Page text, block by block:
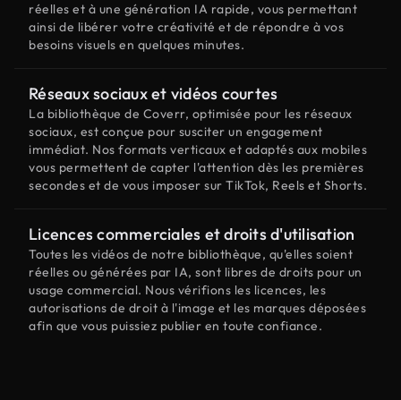
réelles et à une génération IA rapide, vous permettant
ainsi de libérer votre créativité et de répondre à vos
besoins visuels en quelques minutes.
Réseaux sociaux et vidéos courtes
La bibliothèque de Coverr, optimisée pour les réseaux
sociaux, est conçue pour susciter un engagement
immédiat. Nos formats verticaux et adaptés aux mobiles
vous permettent de capter l'attention dès les premières
secondes et de vous imposer sur TikTok, Reels et Shorts.
Licences commerciales et droits d'utilisation
Toutes les vidéos de notre bibliothèque, qu'elles soient
réelles ou générées par IA, sont libres de droits pour un
usage commercial. Nous vérifions les licences, les
autorisations de droit à l'image et les marques déposées
afin que vous puissiez publier en toute confiance.